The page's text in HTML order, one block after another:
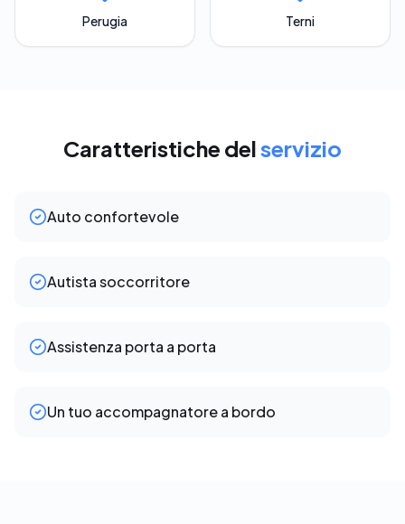
Perugia Terni
Caratteristiche delservizio
Auto confortevole
Autista soccorritore
Assistenza porta a porta
Un tuo accompagnatore a bordo